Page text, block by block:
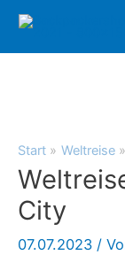
Inhalt
springen
Start Weltreise
City
07.07.2023 /